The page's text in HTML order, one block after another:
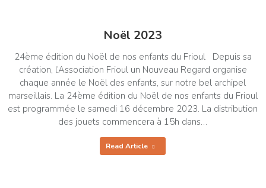
Noël 2023
24ème édition du Noël de nos enfants du Frioul Depuis sa
création, l’Association Frioul un Nouveau Regard organise
chaque année le Noël des enfants, sur notre bel archipel
marseillais. La 24ème édition du Noël de nos enfants du Frioul
est programmée le samedi 16 décembre 2023. La distribution
des jouets commencera à 15h dans…
Read Article